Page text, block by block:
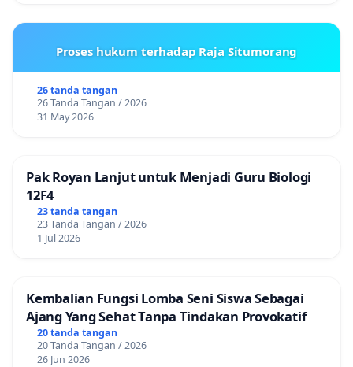
Proses hukum terhadap Raja Situmorang
26 tanda tangan
26 Tanda Tangan / 2026
31 May 2026
Pak Royan Lanjut untuk Menjadi Guru Biologi
12F4
23 tanda tangan
23 Tanda Tangan / 2026
1 Jul 2026
Kembalian Fungsi Lomba Seni Siswa Sebagai
Ajang Yang Sehat Tanpa Tindakan Provokatif
20 tanda tangan
20 Tanda Tangan / 2026
26 Jun 2026